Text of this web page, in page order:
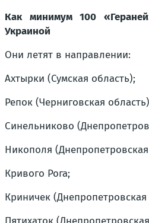
Как минимум 100
Украиной
Они летят в направлении:
Ахтырки (Сумская область);
Репок (Черниговская
Синельниково
Никополя
Кривого Рога;
Криничек (Днепропетровская